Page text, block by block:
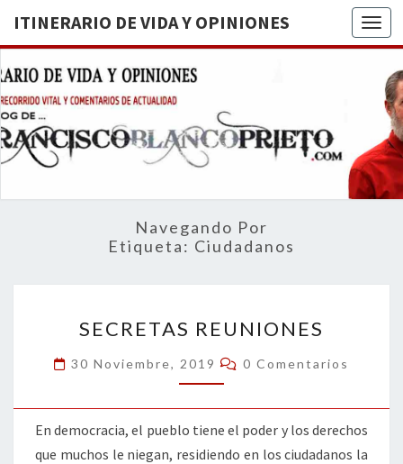
ITINERARIO DE VIDA Y OPINIONES
DE
BREVE
RECORRIDO
VITAL Y
ACTUALIDAD
Navegando Por
Etiqueta: Ciudadanos
REUNIONES
SECRETAS REUNIONES
30 Noviembre, 2019 Comentarios
0 Comentarios
En democracia, el pueblo tiene el poder y los derechos
que muchos le niegan, residiendo en los ciudadanos la